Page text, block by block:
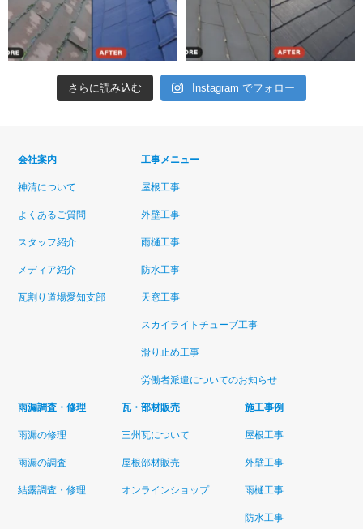
さらに読み込む Instagram でフォロー
会社案内
神清について
よくあるご質問
スタッフ紹介
メディア紹介
瓦割り道場愛知支部
工事メニュー
屋根工事
外壁工事
雨樋工事
防水工事
天窓工事
スカイライトチューブ工事
滑り止め工事
労働者派遣についてのお知らせ
雨漏調査・修理
雨漏の修理
雨漏の調査
結露調査・修理
瓦・部材販売
三州瓦について
屋根部材販売
オンラインショップ
施工事例
屋根工事
外壁工事
雨樋工事
防水工事